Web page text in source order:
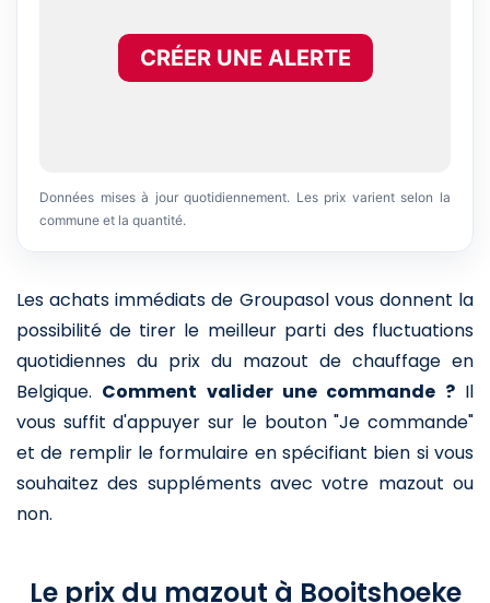
CRÉER UNE ALERTE
Données mises à jour quotidiennement. Les prix varient selon la
commune et la quantité.
Les achats immédiats de Groupasol vous donnent la
possibilité de tirer le meilleur parti des fluctuations
quotidiennes du prix du mazout de chauffage en
Belgique. Comment valider une commande ?Il
vous suffit d'appuyer sur le bouton "Je commande"
et de remplir le formulaire en spécifiant bien si vous
souhaitez des suppléments avec votre mazout ou
non.
Le prix du mazout à Booitshoeke